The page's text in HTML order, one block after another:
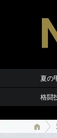
夏の
格闘